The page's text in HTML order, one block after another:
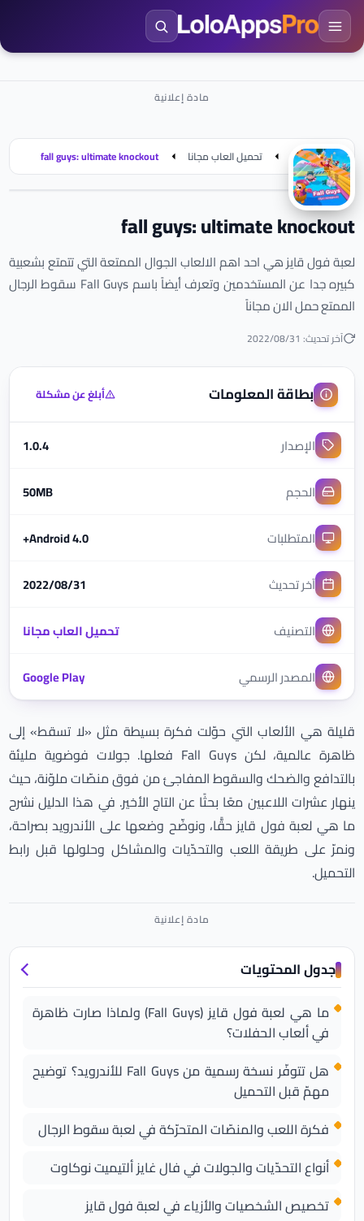
الرئيسية تحميل العاب مجانا fall guys: ultimate knockout
fall guys: ultimate knockout
لعبة فول قايز هي احد اهم الالعاب الجوال الممتعة التي تتمتع بشعبية
كبيره جدا عن المستخدمين وتعرف أيضاً باسم Fall Guys سقوط الرجال
الممتع حمل الان مجاناً
آخر تحديث: 2022/08/31
بطاقة المعلومات أبلغ عن مشكلة
الإصدار 1.0.4
الحجم 50MB
المتطلبات Android 4.0+
آخر تحديث 2022/08/31
التصنيف تحميل العاب مجانا
المصدر الرسمي Google Play
قليلة هي الألعاب التي حوّلت فكرة بسيطة مثل «لا تسقط» إلى
ظاهرة عالمية، لكن Fall Guys فعلها. جولات فوضوية مليئة
بالتدافع والضحك والسقوط المفاجئ من فوق منصّات ملوّنة، حيث
ينهار عشرات اللاعبين معًا بحثًا عن التاج الأخير. في هذا الدليل نشرح
ما هي لعبة فول قايز حقًّا، ونوضّح وضعها على الأندرويد بصراحة،
ونمرّ على طريقة اللعب والتحدّيات والمشاكل وحلولها قبل رابط
التحميل.
جدول المحتويات
ما هي لعبة فول قايز (Fall Guys) ولماذا صارت ظاهرة
في ألعاب الحفلات؟
هل تتوفّر نسخة رسمية من Fall Guys للأندرويد؟ توضيح
مهمّ قبل التحميل
فكرة اللعب والمنصّات المتحرّكة في لعبة سقوط الرجال
أنواع التحدّيات والجولات في فال غايز ألتيميت نوكاوت
تخصيص الشخصيات والأزياء في لعبة فول قايز